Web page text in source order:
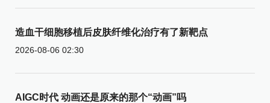
造血干细胞移植后皮肤纤维化治疗有了新靶点
2026-08-06 02:30
AIGC时代 动画还是原来的那个“动画”吗